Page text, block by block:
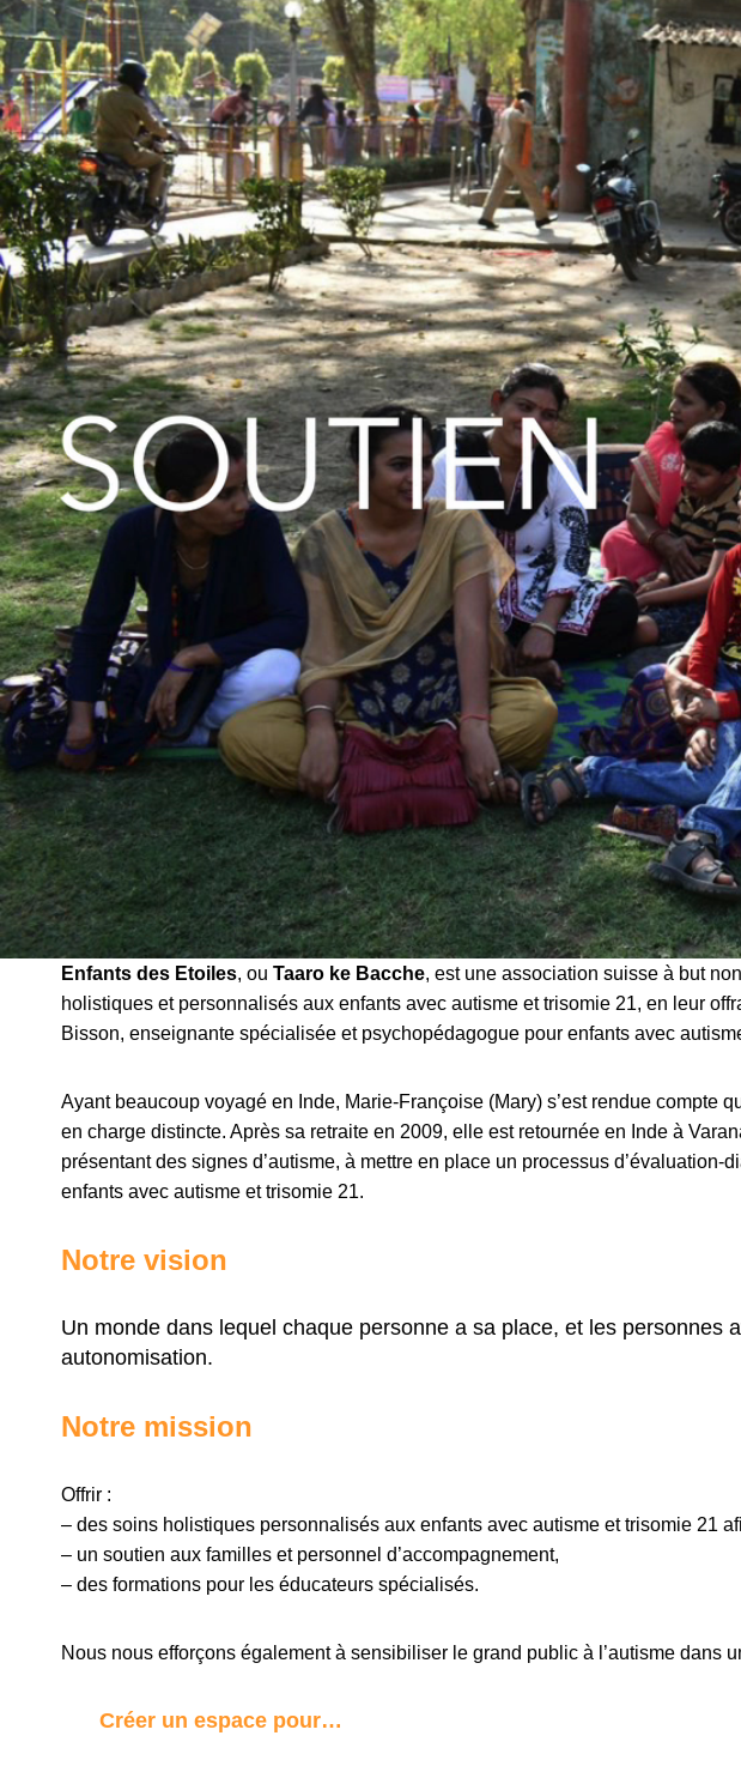
Enfants des Etoiles, ou Taaro ke Bacche, est une association suisse à but
holistiques et personnalisés aux enfants avec autisme et trisomie 21, en leur
Bisson, enseignante spécialisée et psychopédagogue pour enfants avec
Ayant beaucoup voyagé en Inde, Marie-Françoise (Mary) s’est rendue compte
en charge distincte. Après sa retraite en 2009, elle est retournée en Inde à
présentant des signes d’autisme, à mettre en place un processus
enfants avec autisme et trisomie 21.
Notre vision
Un monde dans lequel chaque personne a sa place, et les
autonomisation.
Notre mission
Offrir :
– des soins holistiques personnalisés aux enfants avec autisme et trisomie 21
– un soutien aux familles et personnel d’accompagnement,
– des formations pour les éducateurs spécialisés.
Nous nous efforçons également à sensibiliser le grand public à l’autisme dans
Créer un espace pour…